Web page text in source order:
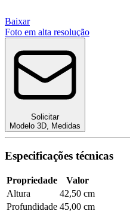
Baixar
Foto em alta resolução
Solicitar
Modelo 3D
Medidas
Especificações técnicas
Propriedade
Valor
Altura
42,50 cm
Profundidade 45,00 cm